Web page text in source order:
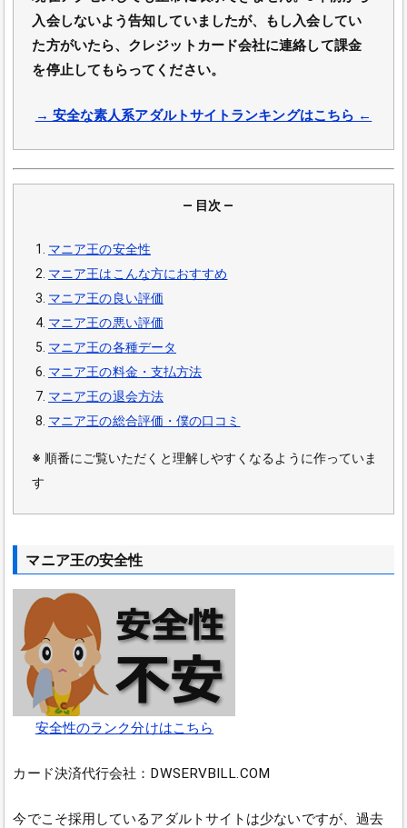
入会しないよう告知していましたが、もし入会してい
た方がいたら、クレジットカード会社に連絡して課金
を停止してもらってください。
→ 安全な素人系アダルトサイトランキングはこちら ←
― 目次 ―
マニア王の安全性
マニア王はこんな方におすすめ
マニア王の良い評価
マニア王の悪い評価
マニア王の各種データ
マニア王の料金・支払方法
マニア王の退会方法
マニア王の総合評価・僕の口コミ
※ 順番にご覧いただくと理解しやすくなるように作っていま
す
マニア王の安全性
安全性のランク分けはこちら
カード決済代行会社：DWSERVBILL.COM
今でこそ採用しているアダルトサイトは少ないですが、過去